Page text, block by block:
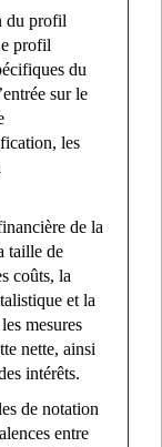
du profil
profil
du
sur le
les
de la
taille de
coûts, la
et la
mesures
nette, ainsi
intérêts.
de notation
entre